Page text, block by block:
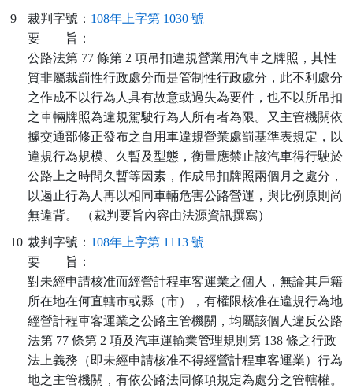
9
裁判字號： 108年上字第 1030 號
要
旨：
公路法第 77 條第 2 項吊扣違規營業用汽車之牌照，其性
質非屬裁罰性行政處分而是管制性行政處分，此不利處分
之作成不以行為人具有故意或過失為要件，也不以所吊扣
之車輛牌照為違規駕駛行為人所有者為限。又主管機關依
據交通部修正發布之自用車違規營業處罰基準表規定，以
違規行為規模、久暫及型態，衡量應禁止該汽車得行駛於
公路上之時間久暫等因素，作成吊扣牌照兩個月之處分，
以遏止行為人再以相同車輛危害公路營運，與比例原則尚
無違背。 （裁判要旨內容由法源資訊撰寫）
10 裁判字號： 108年上字第 1113 號
要
旨：
對未經申請核准而經營計程車客運業之個人，無論其戶籍
所在地在何直轄市或縣（市），有權限核准在違規行為地
經營計程車客運業之公路主管機關，均屬該個人違反公路
法第 77 條第 2 項及汽車運輸業管理規則第 138 條之行政
法上義務（即未經申請核准不得經營計程車客運業）行為
地之主管機關，有依公路法同條項規定為處分之管轄權。